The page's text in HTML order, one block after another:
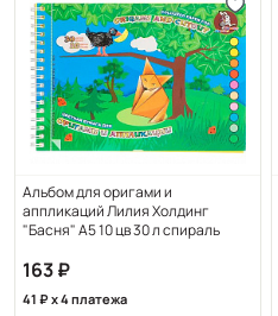
Альбом для оригами и
аппликаций Лилия Холдинг
"Басня" А5 10 цв 30 л спираль
163
41 x 4 платежа